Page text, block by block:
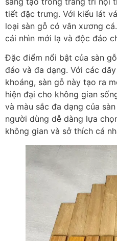
tiết đặc trưng. Với kiểu lát
loại sàn gỗ có vân xương
cái nhìn mới lạ và độc đáo
Đặc điểm nổi bật của sàn
đáo và đa dạng. Với các
khoáng, sàn gỗ này tạo ra
hiện đại cho không gian
và màu sắc đa dạng của
người dùng dễ dàng lựa
không gian và sở thích cá